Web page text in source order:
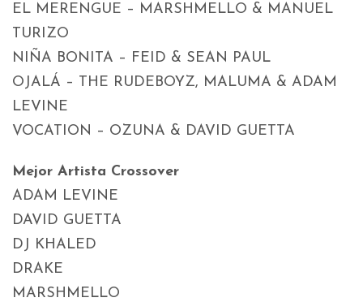
EL MERENGUE – MARSHMELLO & MANUEL
TURIZO
NIÑA BONITA – FEID & SEAN PAUL
OJALÁ – THE RUDEBOYZ, MALUMA & ADAM
LEVINE
VOCATION – OZUNA & DAVID GUETTA
Mejor Artista Crossover
ADAM LEVINE
DAVID GUETTA
DJ KHALED
DRAKE
MARSHMELLO